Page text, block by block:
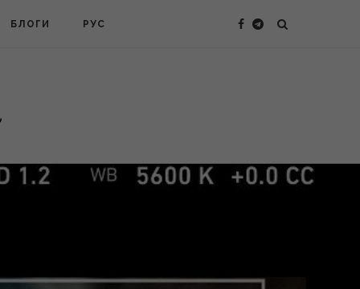
БЛОГИ РУС